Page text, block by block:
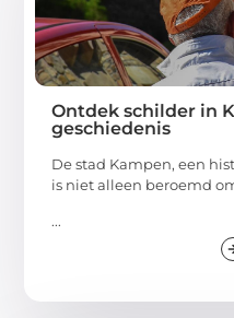
Ontdek schilder in
geschiedenis
De stad Kampen, een
is niet alleen beroemd
...